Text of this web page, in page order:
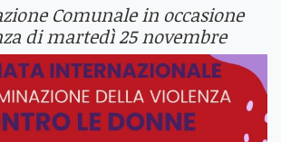
Comunale in occasione
di martedì 25 novembre